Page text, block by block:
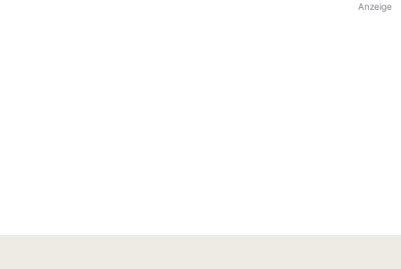
Anzeige